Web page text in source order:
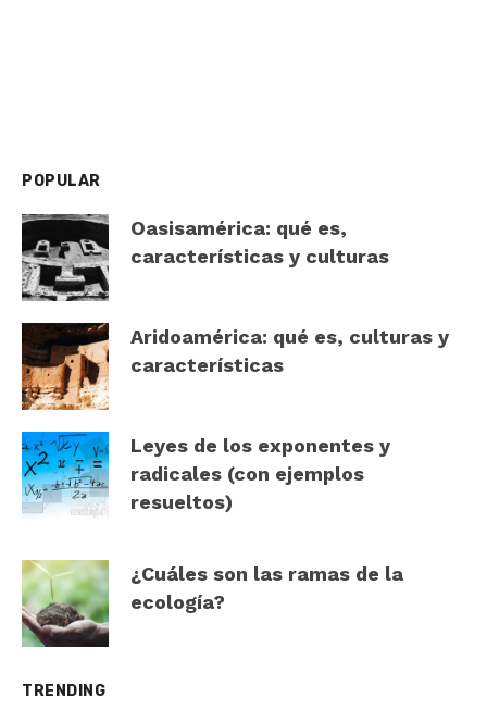
POPULAR
Oasisamérica: qué es,
características y culturas
Aridoamérica: qué es, culturas y
características
Leyes de los exponentes y
radicales (con ejemplos
resueltos)
¿Cuáles son las ramas de la
ecología?
TRENDING